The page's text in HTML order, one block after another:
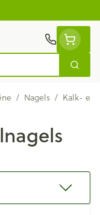
Zoek
/ Nagels / Kalk- en